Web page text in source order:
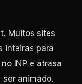
Muitos sites
inteiras para
INP e atrasa
animado.